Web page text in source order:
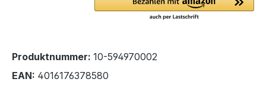
Produktnummer: 10-594970002
EAN: 4016176378580